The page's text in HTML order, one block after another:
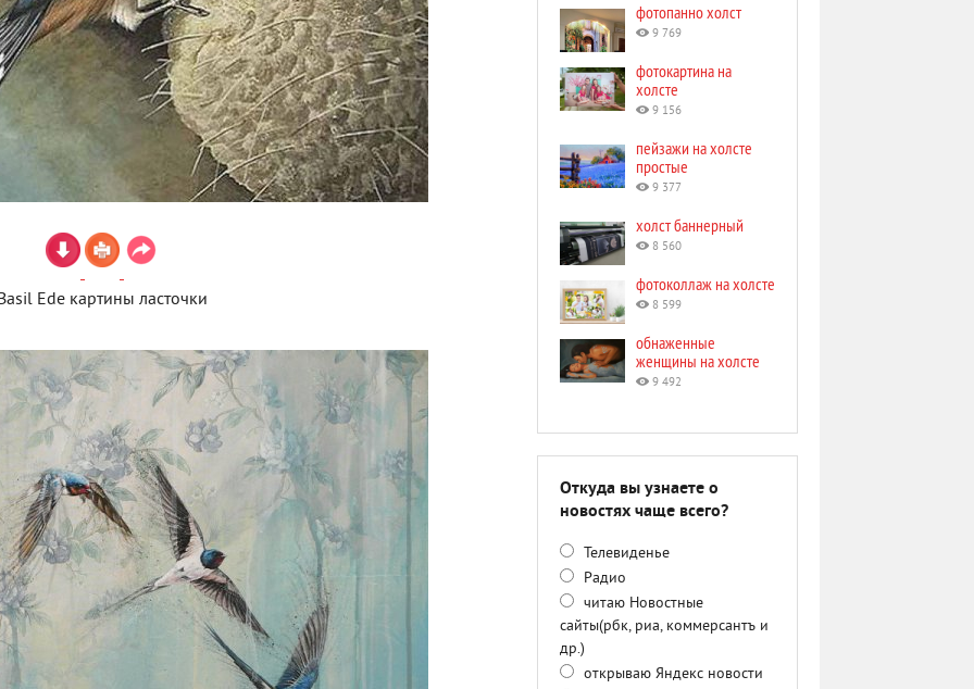
Ede картины ласточки
фотопанно холст
9 769
фотокартина на
холсте
9 156
пейзажи на холсте
простые
9 377
холст баннерный
8 560
фотоколлаж на холсте
8 599
обнаженные
женщины на холсте
9 492
Откуда вы узнаете о
новостях чаще всего?
Телевиденье
Радио
читаю Новостные
сайты(рбк, риа, коммерсантъ и
др.)
открываю Яндекс новости